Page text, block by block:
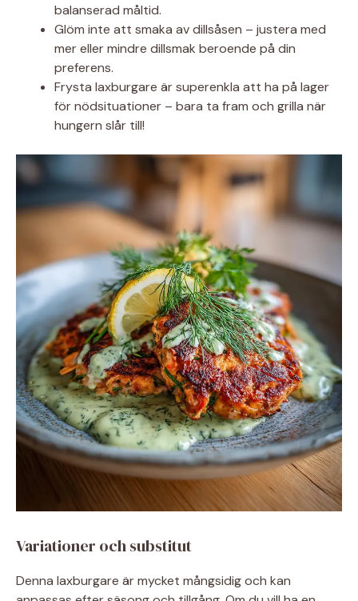
balanserad måltid.
Glöm inte att smaka av dillsåsen – justera med
mer eller mindre dillsmak beroende på din
preferens.
Frysta laxburgare är superenkla att ha på lager
för nödsituationer – bara ta fram och grilla när
hungern slår till!
Variationer och substitut
Denna laxburgare är mycket mångsidig och kan